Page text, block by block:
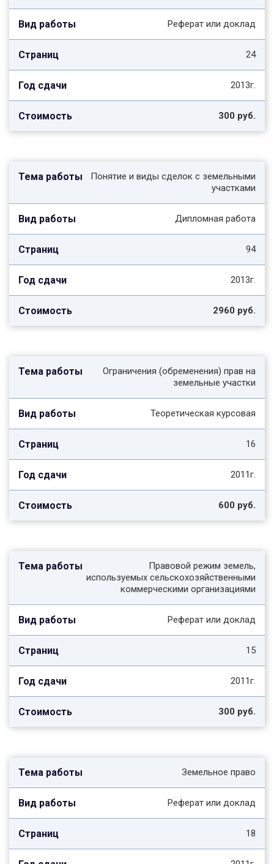
Реферат или доклад
24
2013г.
300 руб.
Понятие и виды сделок с земельными
участками
Дипломная работа
94
2013г.
2960 руб.
Ограничения (обременения) прав на
земельные участки
Теоретическая курсовая
16
2011г.
600 руб.
Правовой режим земель,
используемых сельскохозяйственными
коммерческими организациями
Реферат или доклад
15
2011г.
300 руб.
Земельное право
Реферат или доклад
18